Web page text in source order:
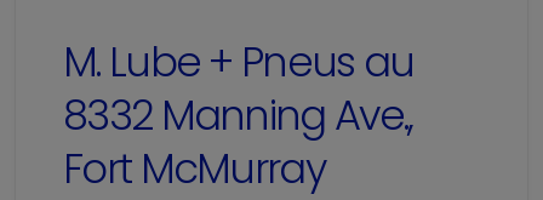
M. Lube + Pneus au
8332 Manning Ave.,
Fort McMurray